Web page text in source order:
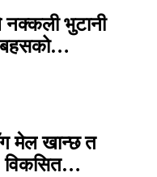
नक्कली भुटानी
बहसको…
मेल खान्छ त
विकसित…